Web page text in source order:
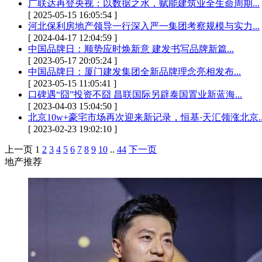
广联达再登央视：以数据之水，赋能建筑业全生命周期...
[ 2025-05-15 16:05:54 ]
河北保利房地产领导一行深入严一集团考察规模与实力...
[ 2024-04-17 12:04:59 ]
中国品牌日：顺势应时焕新意 建发书写品牌新篇...
[ 2023-05-17 20:05:24 ]
中国品牌日：厦门建发集团全新品牌理念亮相发布...
[ 2023-05-15 11:05:41 ]
口碑遇“囧”投资不囧 昌联国际另辟泰国置业新蓝海...
[ 2023-04-03 15:04:50 ]
北京10w+豪宅市场再次迎来新记录，恒基·天汇领涨北京
[ 2023-02-23 19:02:10 ]
上一页 1 2 3 4 5 6 7 8 9 10 .. 44 下一页
地产推荐